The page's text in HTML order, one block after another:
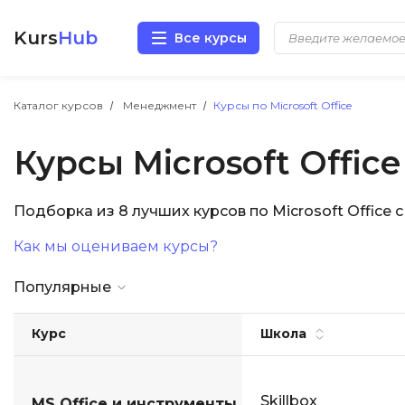
KursHub Все курсы
Каталог курсов Менеджмент Курсы по Microsoft Office
Курсы Microsoft Office
Подборка из 8 лучших курсов по Microsoft Office
Как мы оцениваем курсы?
Популярные
Курс Школа
Skillbox
Разработка
Маркетинг
Аналитика
Иностранные языки